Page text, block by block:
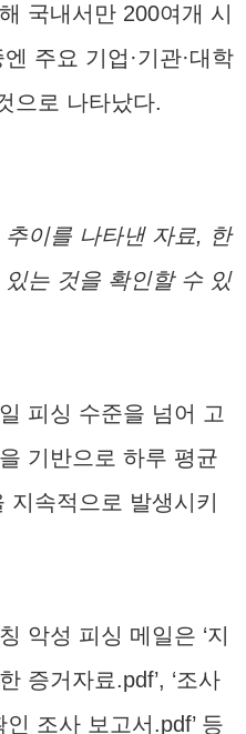
국내서만 200여개 시
주요 기업·기관·대학
으로 나타났다.
이를 나타낸 자료, 한
는 것을 확인할 수 있
피싱 수준을 넘어 고
기반으로 하루 평균
속적으로 발생시키
악성 피싱 메일은 ‘지
증거자료.pdf’, ‘조사
인 조사 보고서.pdf’ 등